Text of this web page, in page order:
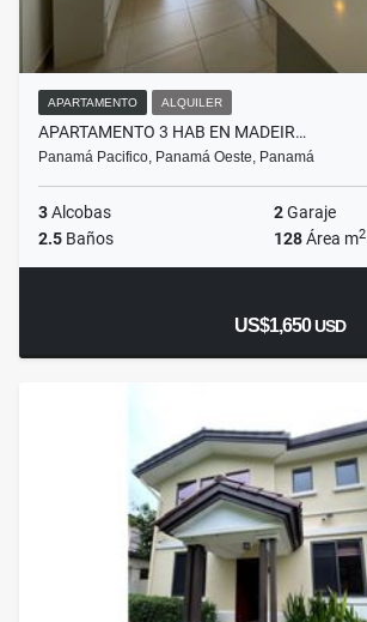
APARTAMENTO ALQUILER
APARTAMENTO 3 HAB EN MADEIR…
Panamá Pacifico, Panamá Oeste, Panamá
3Alcobas 2Garaje
2.5 Baños 128Área m2
US$1,650USD